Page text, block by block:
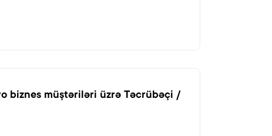
biznes müştəriləri üzrə Təcrübəçi /